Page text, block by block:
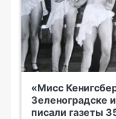
«Мисс
Зеленоградске
писали газеты